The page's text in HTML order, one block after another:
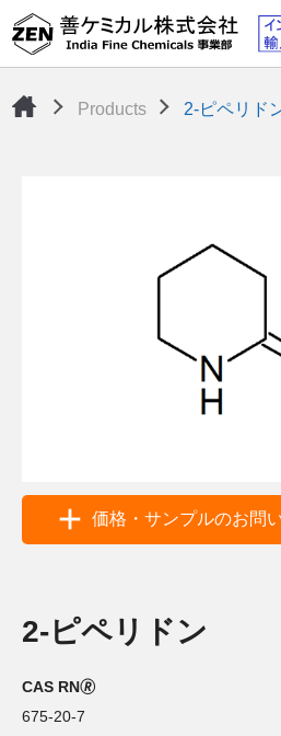
Products 2-ピペリド
価格・サンプルのお問
2-ピペリドン
CAS RN🄬
675-20-7